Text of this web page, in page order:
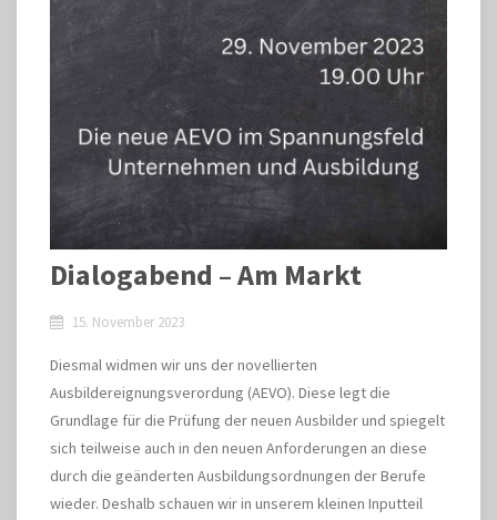
Dialogabend – Am Markt
15. November 2023
Diesmal widmen wir uns der novellierten
Ausbildereignungsverordung (AEVO). Diese legt die
Grundlage für die Prüfung der neuen Ausbilder und spiegelt
sich teilweise auch in den neuen Anforderungen an diese
durch die geänderten Ausbildungsordnungen der Berufe
wieder. Deshalb schauen wir in unserem kleinen Inputteil